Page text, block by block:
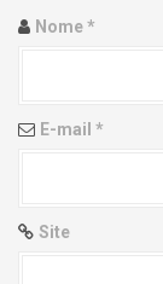
i
n
Nome*
E-mail *
Site